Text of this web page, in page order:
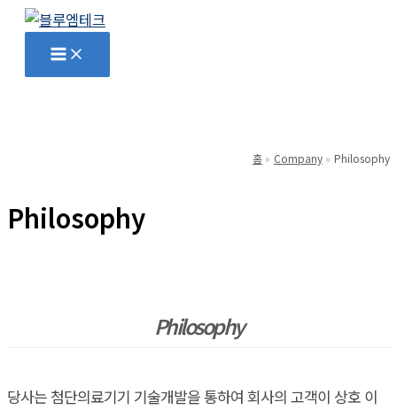
Main
Menu
홈 Company Philosophy
Philosophy
Philosophy
당사는 첨단의료기기 기술개발을 통하여 회사의 고객이 상호 이